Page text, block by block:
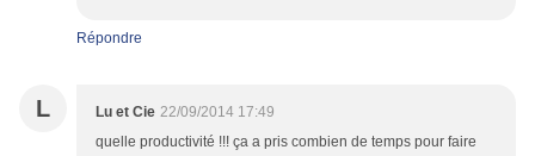
Répondre
L Lu et Cie 22/09/2014 17:49
quelle productivité !!! ça a pris combien de temps pour faire